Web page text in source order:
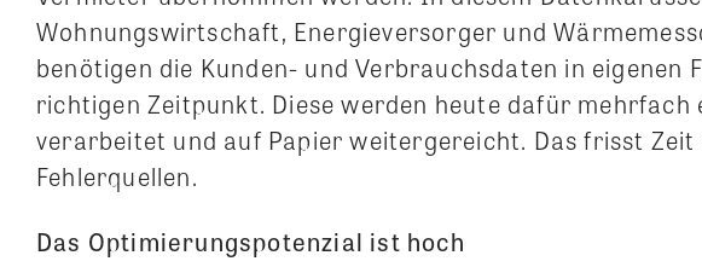
Wohnungswirtschaft, Energieversorger und
benötigen die Kunden- und Verbrauchsdaten in eigenen
richtigen Zeitpunkt. Diese werden heute dafür mehrfach
verarbeitet und auf Papier weitergereicht. Das frisst
Fehlerquellen.
Das Optimierungspotenzial ist hoch